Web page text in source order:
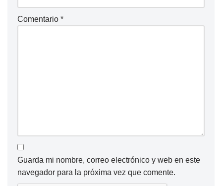
Comentario *
Guarda mi nombre, correo electrónico y web en este
navegador para la próxima vez que comente.